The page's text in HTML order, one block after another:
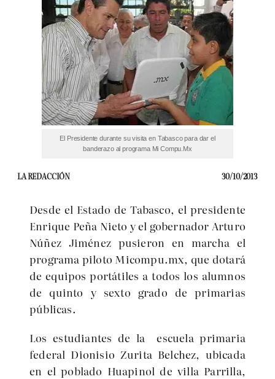
El Presidente durante su visita en Tabasco para dar el
banderazo al programa Mi Compu.Mx
LA REDACCIÓN 30/10/2013
Desde el Estado de Tabasco, el presidente
Enrique Peña Nieto y el gobernador Arturo
Núñez Jiménez pusieron en marcha el
programa piloto Micompu.mx, que dotará
de equipos portátiles a todos los alumnos
de quinto y sexto grado de primarias
públicas.
Los estudiantes de la escuela primaria
federal Dionisio Zurita Belchez, ubicada
en el poblado Huapinol de villa Parrilla,